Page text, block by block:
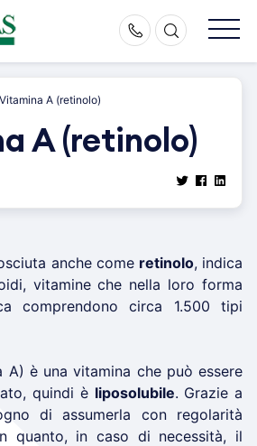
Vitamina A (retinolo)
A (retinolo)
anche come retinolo, indica
vitamine che nella loro forma
comprendono circa 1.500 tipi
A) è una vitamina che può essere
quindi è liposolubile. Grazie a
di assumerla con regolarità
quanto, in caso di necessità, il